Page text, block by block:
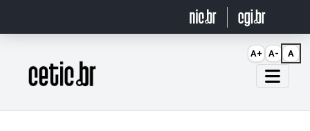
Página inicial
A+ A- A